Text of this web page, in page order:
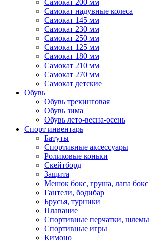
Самокат 200 мм
Самокат надувные колеса
Самокат 145 мм
Самокат 230 мм
Самокат 250 мм
Самокат 125 мм
Самокат 180 мм
Самокат 210 мм
Самокат 270 мм
Самокат детские
Обувь
Обувь трекинговая
Обувь зима
Обувь лето-весна-осень
Спорт инвентарь
Батуты
Спортивные аксессуары
Роликовые коньки
Скейтборд
Защита
Мешок бокс, груша, лапа бокс
Гантели, бодибар
Брусья, турники
Плавание
Спортивные перчатки, шлемы
Спортивные игры
Кимоно